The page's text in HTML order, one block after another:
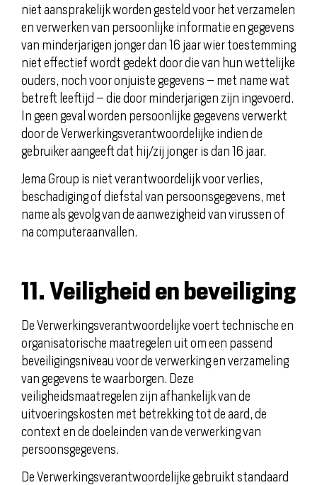
niet aansprakelijk worden gesteld voor het verzamelen
en verwerken van persoonlijke informatie en gegevens
van minderjarigen jonger dan 16 jaar wier toestemming
niet effectief wordt gedekt door die van hun wettelijke
ouders, noch voor onjuiste gegevens – met name wat
betreft leeftijd – die door minderjarigen zijn ingevoerd.
In geen geval worden persoonlijke gegevens verwerkt
door de Verwerkingsverantwoordelijke indien de
gebruiker aangeeft dat hij/zij jonger is dan 16 jaar.
Jema Group is niet verantwoordelijk voor verlies,
beschadiging of diefstal van persoonsgegevens, met
name als gevolg van de aanwezigheid van virussen of
na computeraanvallen.
11. Veiligheid en beveiliging
De Verwerkingsverantwoordelijke voert technische en
organisatorische maatregelen uit om een passend
beveiligingsniveau voor de verwerking en verzameling
van gegevens te waarborgen. Deze
veiligheidsmaatregelen zijn afhankelijk van de
uitvoeringskosten met betrekking tot de aard, de
context en de doeleinden van de verwerking van
persoonsgegevens.
De Verwerkingsverantwoordelijke gebruikt standaard